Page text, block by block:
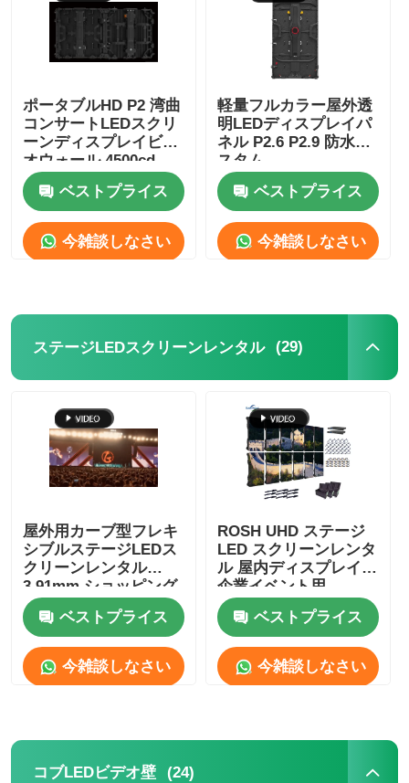
ポータブルHD P2 湾曲
コンサートLEDスクリ
ーンディスプレイビデ
オウォール 4500cd-
5000cd
ベストプライス
今雑談しなさい
軽量フルカラー屋外透
明LEDディスプレイパ
ネル P2.6 P2.9 防水カ
スタム
ベストプライス
今雑談しなさい
ステージLEDスクリーンレンタル (29)
屋外用カーブ型フレキ
シブルステージLEDス
クリーンレンタル
3.91mm ショッピング
モール 5V SDK
ベストプライス
今雑談しなさい
ROSH UHD ステージ
LED スクリーンレンタ
ル 屋内ディスプレイ
企業イベント用
ベストプライス
今雑談しなさい
コブLEDビデオ壁 (24)